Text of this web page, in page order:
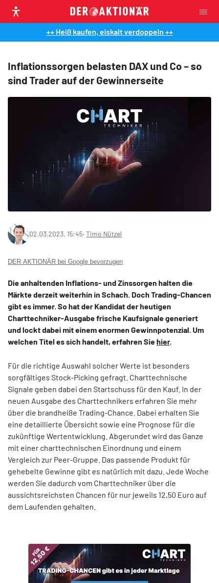
++ Heiß kaufen, eiskalt verdoppeln ++
Inflationssorgen belasten DAX und Co – so
sind Trader auf der Gewinnerseite
02.03.2023, 15:45‧ Timo Nützel
DER AKTIONÄR bei Google bevorzugen
Die anhaltenden Inflations- und Zinssorgen halten die
Märkte derzeit weiterhin in Schach. Doch Trading-Chancen
gibt es immer. So hat der Kandidat der heutigen
Charttechniker-Ausgabe frische Kaufsignale generiert
und lockt dabei mit einem enormen Gewinnpotenzial. Um
welchen Titel es sich handelt, erfahren Siehier.
Für die richtige Auswahl solcher Werte ist besonders
sorgfältiges Stock-Picking gefragt. Charttechnische
Signale geben dabei den Startschuss für den Kauf. In der
neuen Ausgabe des Charttechnikers erfahren Sie mehr
über die brandheiße Trading-Chance. Dabei erhalten Sie
eine detaillierte Übersicht sowie eine Prognose für die
zukünftige Wertentwicklung. Abgerundet wird das Ganze
mit einer charttechnischen Einordnung und einem
Vergleich zur Peer-Gruppe. Das passende Produkt für
gehebelte Gewinne gibt es natürlich mit dazu. Jede Woche
werden Sie dadurch vom Charttechniker über die
aussichtsreichsten Chancen für nur jeweils 12,50 Euro auf
dem Laufenden gehalten.